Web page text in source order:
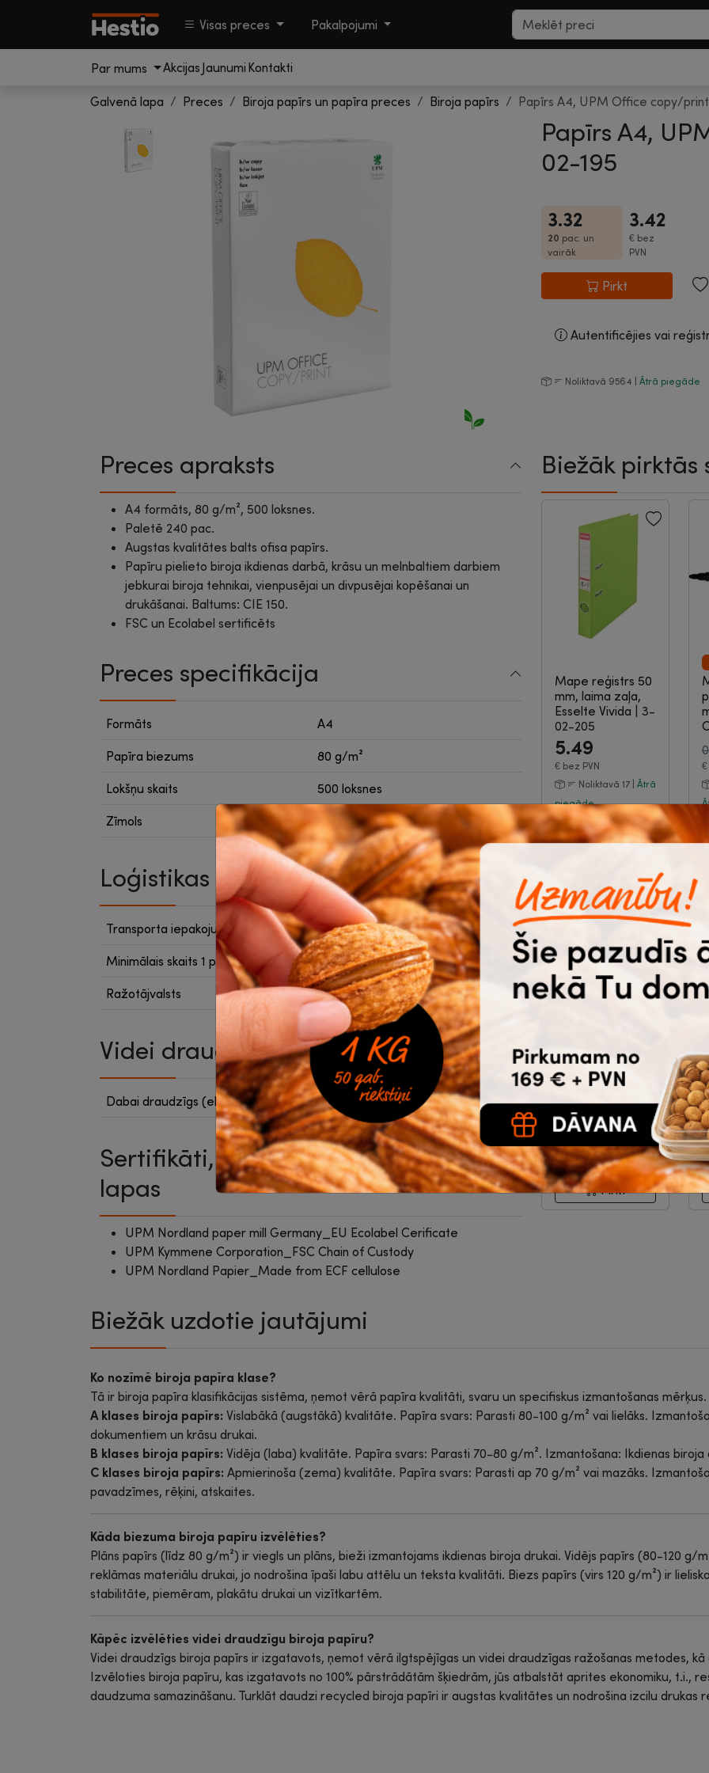
Visas preces Pakalpojumi
Par mums Akcijas Jaunumi Kontakti
Galvenā lapa Preces Biroja papīrs un papīra preces Biroja papīrs Papīrs A4, UPM Office copy/print
Papīrs A4,
02-195
3.32
20 pac. un
vairāk
3.42
€ bez
PVN
Pirkt
Autentificējies vai
Noliktavā 9564 | Ātrā piegāde
Preces apraksts
A4 formāts, 80 g/m², 500 loksnes.
Paletē 240 pac.
Augstas kvalitātes balts ofisa papīrs.
Papīru pielieto biroja ikdienas darbā, krāsu un melnbaltiem darbiem
jebkurai biroja tehnikai, vienpusējai un divpusējai kopēšanai un
drukāšanai. Baltums: CIE 150.
FSC un Ecolabel sertificēts
Preces specifikācija
Formāts A4
Papīra biezums 80 g/m²
Lokšņu skaits 500 loksnes
Zīmols UPM
Loģistikas dati
Transporta iepakojumā 5
Minimālais skaits 1 pirkumā 5
Ražotājvalsts Nezināma izcelsmes valsts
Videi draudzīga prece
Dabai draudzīgs (eko sertifikāts) Ir
Sertifikāti, drošības un tehnisko datu
lapas
UPM Nordland paper mill Germany_EU Ecolabel Cerificate
UPM Kymmene Corporation_FSC Chain of Custody
UPM Nordland Papier_Made from ECF cellulose
Biežāk pirktās
Mape reģistrs 50
mm, laima zaļa,
Esselte Vivida
3-
02-205
5.49
€ bez PVN
Noliktavā 17 | Ātrā
piegāde
Pirkt
€
zila, 0.5mm, Q-
Connect Q-Gel
3-07-2055
0.62
€bez PVN
Noliktavā 103 |
Ātrā piegāde
Pirkt
€
Biežāk uzdotie jautājumi
Ko nozīmē biroja papīra klase?
Tā ir biroja papīra klasifikācijas sistēma, ņemot vērā papīra kvalitāti, svaru un specifiskus izmantošanas mērķus.
A klases biroja papīrs: Vislabākā (augstākā) kvalitāte. Papīra svars: Parasti 80-100 g/m² vai lielāks.
dokumentiem un krāsu drukai.
B klases biroja papīrs: Vidēja (laba) kvalitāte. Papīra svars: Parasti 70-80 g/m². Izmantošana: Ikdienas biroja
C klases biroja papīrs: Apmierinoša (zema) kvalitāte. Papīra svars: Parasti ap 70 g/m² vai mazāks.
pavadzīmes, rēķini, atskaites.
Kāda biezuma biroja papīru izvēlēties?
Plāns papīrs (līdz 80 g/m²) ir viegls un plāns, bieži izmantojams ikdienas biroja drukai. Vidējs papīrs (80-120
reklāmas materiālu drukai, jo nodrošina īpaši labu attēlu un teksta kvalitāti. Biezs papīrs (virs 120 g/m²) ir
stabilitāte, piemēram, plakātu drukai un vizītkartēm.
Kāpēc izvēlēties videi draudzīgu biroja papīru?
Videi draudzīgs biroja papīrs ir izgatavots, ņemot vērā ilgtspējīgas un videi draudzīgas ražošanas metodes,
Izvēloties biroja papīru, kas izgatavots no 100% pārstrādātām šķiedrām, jūs atbalstāt aprites ekonomiku, t.i.,
daudzuma samazināšanu. Turklāt daudzi recycled biroja papīri ir augstas kvalitātes un nodrošina izcilu drukas